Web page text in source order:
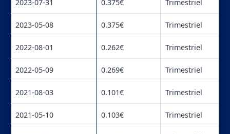
2023-07-31 0.375€ Trimestriel
2023-05-08 0.375€ Trimestriel
2022-08-01 0.262€ Trimestriel
2022-05-09 0.269€ Trimestriel
2021-08-03 0.101€ Trimestriel
2021-05-10 0.103€ Trimestriel